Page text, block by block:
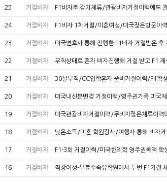
25 거절비자 F1비자로 장기체류/관광비자거절이력에도
24 거절비자 F1비자 1차거절/미혼여성/미국잦은방문이
23 거절비자 미국변호사 통해 진행한 F1비자 거절받은 후
22 거절비자 무직상태로 혼자 비자진행해 거절 받고 F1 재
21 거절비자 30살무직/CC입학혼자 준비거절이력/F1학
20 거절비자 미국내신분변경 거절이력/영주권가족 미국
19 거절비자 미국관광비자거절이력/무비자잦은체류이력
18 거절비자 낮은소득/미혼 학원강사/여행사 통해 비자거
17 거절비자 F1-3회 거절이력/미국한의학 영주권목적 학
16 거절비자 직장여성-무료수속유학원에서 두번 F1거절